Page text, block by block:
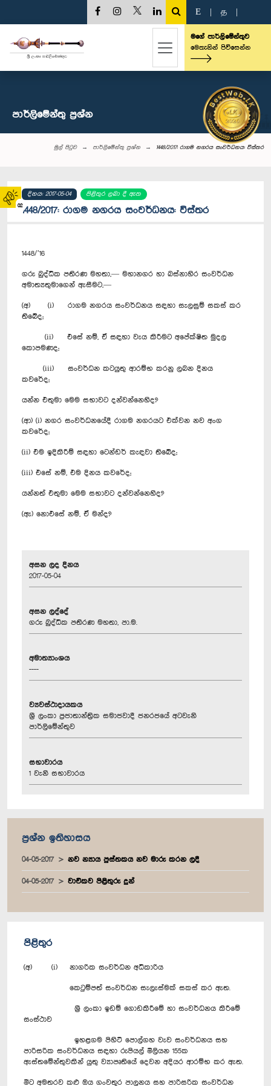
02
E த
මගේ පාර්ලිමේන්තුව
මෙතැනින් පිවිසෙන්න
පාර්ලි‌මේන්තු‌ ප්‍රශ්න
මුල් පිටුව පාර්ලි‌මේන්තු‌ ප්‍රශ්න 1448/2017: රාගම නගරය සංවර්ධනය: විස්තර
දිනය: 2017-05-04 පිළිතුර ලබා දී ඇත
1448/2017: රාගම නගරය සංවර්ධනය: විස්තර
1448/’16
ගරු බුද්ධික පතිරණ මහතා,— මහානගර හා බස්නාහිර සංවර්ධන
අමාත්‍යතුමාගෙන් ඇසීමට,—
(අ) (i) රාගම නගරය සංවර්ධනය සඳහා සැලසුම් සකස් කර
තිබේද;
(ii) එසේ නම්, ඒ සඳහා වැය කිරීමට අපේක්ෂිත මුදල
කොපමණද;
(iii) සංවර්ධන කටයුතු ආරම්භ කරනු ලබන දිනය
කවරේද;
යන්න එතුමා මෙම සභාවට දන්වන්නෙහිද?
(ආ) (i) නගර සංවර්ධනයේදී රාගම නගරයට එක්වන නව අංග
කවරේද;
(ii) එම ඉදිකිරීම් සඳහා ටෙන්ඩර් කැඳවා තිබේද;
(iii) එසේ නම්, එම දිනය කවරේද;
යන්නත් එතුමා මෙම සභාවට දන්වන්නෙහිද?
(ඇ) නොඑසේ නම්, ඒ මන්ද?
අසන ලද දිනය
2017-05-04
අසන ලද්දේ
ගරු බුද්ධික පතිරණ මහතා, පා.ම.
අමාත්‍යාංශය
----
ව්‍යවස්ථාදායකය
ශ්‍රී ලංකා ප්‍රජාතාන්ත්‍රික සමාජවාදී ජනරජයේ අටවැනි
පාර්ලිමේන්තුව
සභාවාරය
1 වැනි සභාවාරය
ප්‍රශ්න ඉතිහාසය
04-05-2017 නව න්‍යාය පුස්තකය නව මාරු කරන ලදී
04-05-2017 වාචිකව පිළිතුරු දුන්
පිළිතුර
(අ) (i) නාගරික සංවර්ධන අධිකාරිය
කෙටුම්පත් සංවර්ධන සැලැස්මක් සකස් කර ඇත.
ශ්‍රී ලංකා ඉඩම් ගොඩකිරීමේ හා සංවර්ධනය කිරීමේ
සංස්ථාව
ඉහළගම පිහිටි පොල්ගහ වැව සංවර්ධනය සහ
පාරිසරික සංවර්ධනය සඳහා රුපියල් මිලියන 155ක
ඇස්තමේන්තුවකින් යුතු ව්‍යාපෘතියේ දෙවන අදියර ආරම්භ කර ඇත.
මීට අමතරව කළු ඔය ගංවතුර පාලනය සහ පාරිසරික සංවර්ධන